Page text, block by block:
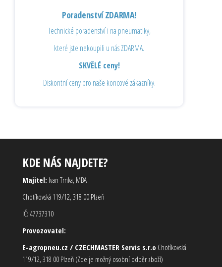
Poradenství ZDARMA!
Technické poradenství i na pneumatiky,
které jste nekoupili u nás ZDARMA.
SKVĚLÉ ceny!
Diskontní ceny pro naše koncové zákazníky.
KDE NÁS NAJDETE?
Majitel: Ivan Trnka, MBA
Chotíkovská 119/12, 318 00 Plzeň
IČ: 47737310
Provozovatel:
E-agropneu.cz / CZECHMASTER Servis s.r.o Chotíkovská
119/12, 318 00 Plzeň (Zde je možný osobní odběr zboží)